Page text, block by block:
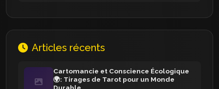
Articles récents
Cartomancie et Conscience Écologique
🌍: Tirages de Tarot pour un Monde